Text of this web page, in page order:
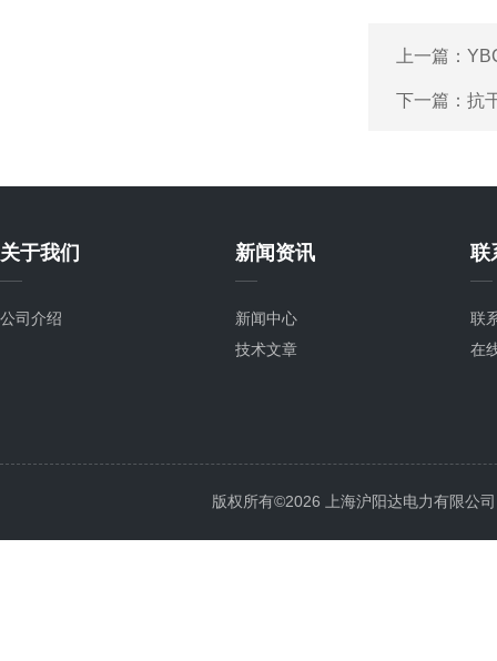
上一篇：
下一篇： 抗
关于我们
公司介绍
新闻资讯
新闻中心
技术文章
联
联
在
版权所有©2026 上海沪阳达电力有限公